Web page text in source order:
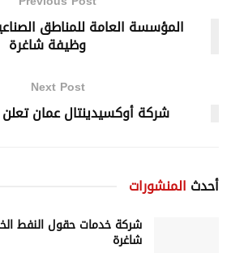
المؤسسة العامة للمناطق
وظيفة شاغرة
Next Post
شركة أوكسيدينتال عمان تعلن
أحدث المنشورات
شركة خدمات حقول النفط
شاغرة